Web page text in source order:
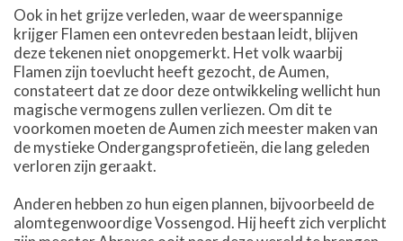
Ook in het grijze verleden, waar de weerspannige
krijger Flamen een ontevreden bestaan leidt, blijven
deze tekenen niet onopgemerkt. Het volk waarbij
Flamen zijn toevlucht heeft gezocht, de Aumen,
constateert dat ze door deze ontwikkeling wellicht hun
magische vermogens zullen verliezen. Om dit te
voorkomen moeten de Aumen zich meester maken van
de mystieke Ondergangsprofetieën, die lang geleden
verloren zijn geraakt.
Anderen hebben zo hun eigen plannen, bijvoorbeeld de
alomtegenwoordige Vossengod. Hij heeft zich verplicht